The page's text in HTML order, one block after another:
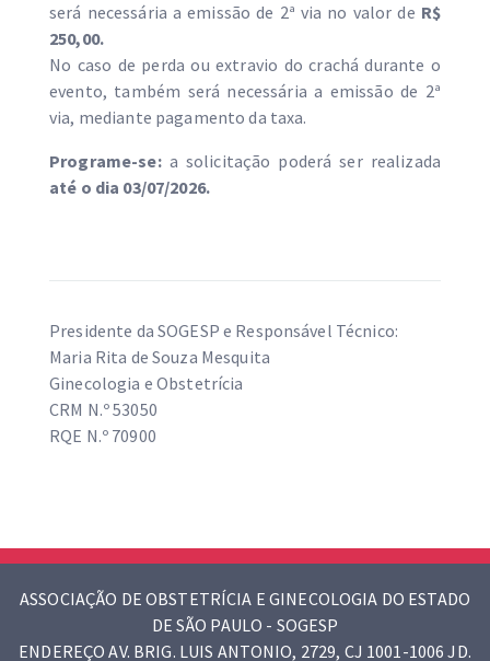
será necessária a emissão de 2ª via no valor de R$
250,00.
No caso de perda ou extravio do crachá durante o
evento, também será necessária a emissão de 2ª
via, mediante pagamento da taxa.
Programe-se:a solicitação poderá ser realizada
até o dia 03/07/2026.
Presidente da SOGESP e Responsável Técnico:
Maria Rita de Souza Mesquita
Ginecologia e Obstetrícia
CRM N.º 53050
RQE N.º 70900
ASSOCIAÇÃO DE OBSTETRÍCIA E GINECOLOGIA DO ESTADO
DE SÃO PAULO - SOGESP
ENDEREÇO AV. BRIG. LUIS ANTONIO, 2729, CJ 1001-1006 JD.